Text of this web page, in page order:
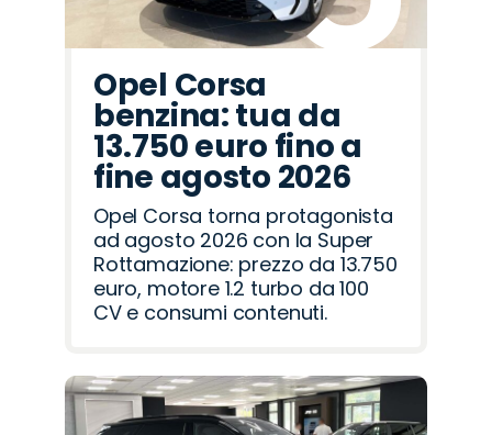
Opel Corsa
benzina: tua da
13.750 euro fino a
fine agosto 2026
Opel Corsa torna protagonista
ad agosto 2026 con la Super
Rottamazione: prezzo da 13.750
euro, motore 1.2 turbo da 100
CV e consumi contenuti.